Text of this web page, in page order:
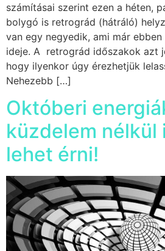
számításai szerint ezen a héten,
bolygó is retrográd (hátráló)
van egy negyedik, ami már
ideje. A retrográd időszakok azt
hogy ilyenkor úgy érezhetjük
Nehezebb […]
Októberi
küzdelem nélkül
lehet érni!